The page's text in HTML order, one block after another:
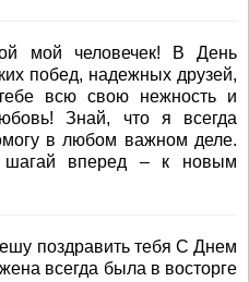
мой человечек! В День
побед, надежных друзей,
всю свою нежность и
Знай, что я всегда
в любом важном деле.
вперед – к новым
поздравить тебя С Днем
всегда была в восторге